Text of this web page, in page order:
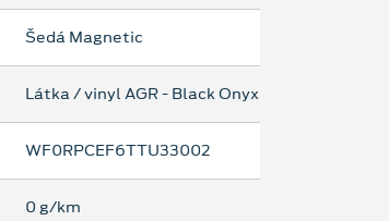
Šedá Magnetic
Látka / vinyl AGR - Black Onyx
WF0RPCEF6TTU33002
0 g/km